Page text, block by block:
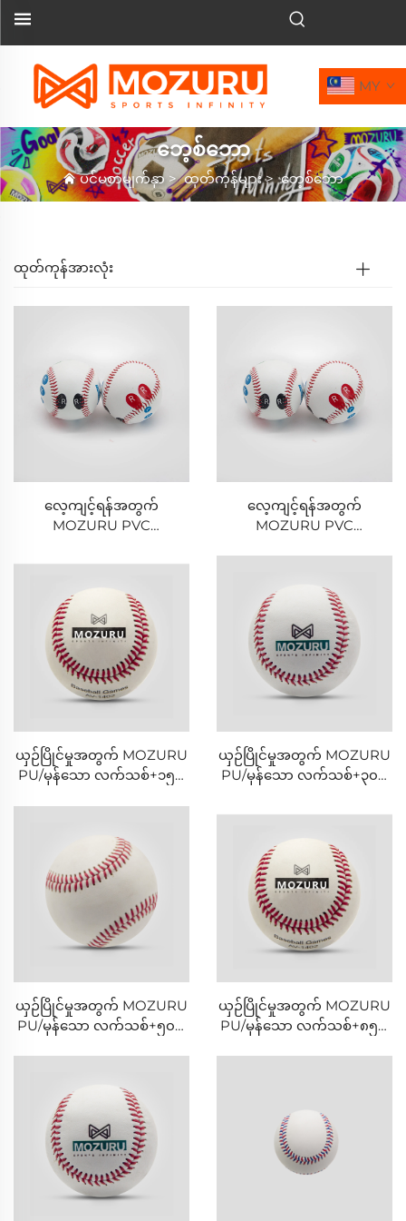
MY
ဘေ့စ်ဘော
ပင်မစာမျက်နှာ>ထုတ်ကုန်များ>ဘေ့စ်ဘော
ထုတ်ကုန်အားလုံး
လေ့ကျင့်ရန်အတွက်
MOZURU PVC
ဘောလုံး
လေ့ကျင့်ရန်အတွက်
MOZURU PVC
ယှဉ်ပြိုင်မှုအတွက် MOZURU
PU/မှန်သော လက်သစ်+၁၅%
ယှဉ်ပြိုင်မှုအတွက် MOZURU
PU/မှန်သော လက်သစ်+၃၀%
ယှဉ်ပြိုင်မှုအတွက် MOZURU
PU/မှန်သော လက်သစ်+၅၀%
ယှဉ်ပြိုင်မှုအတွက် MOZURU
PU/မှန်သော လက်သစ်+၈၅%